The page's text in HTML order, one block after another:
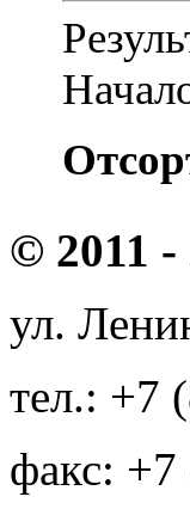
© 2011
ул.
тел.: +7
факс: